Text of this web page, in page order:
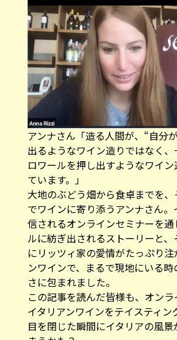
アンナさん「造る人間が、“自分
出るようなワイン造りではなく
ロワールを押し出すようなワイ
ています。」
大地のぶどう畑から食卓までを
でワインに寄り添うアンナさん。
信されるオンラインセミナーを
ルに紡ぎ出されるストーリーと
にリッツィ家の愛情がたっぷり
ンワインで、まるで現地にいる
さに包まれました。
この記事を読んだ皆様も、オン
イタリアンワインをテイスティン
目を閉じた瞬間にイタリアの風景